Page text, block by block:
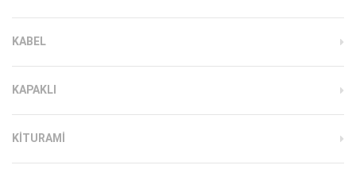
KABEL
KAPAKLI
KITURAMI